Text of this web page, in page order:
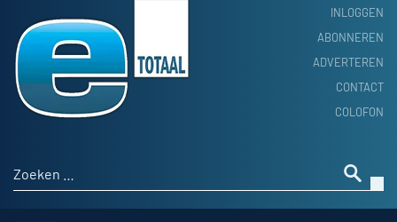
INLOGGEN
ABONNEREN
ADVERTEREN
CONTACT
COLOFON
Zoeken naar:
HOME
PRODUCTNIEUWS
ACHTERGROND
THEMA’S